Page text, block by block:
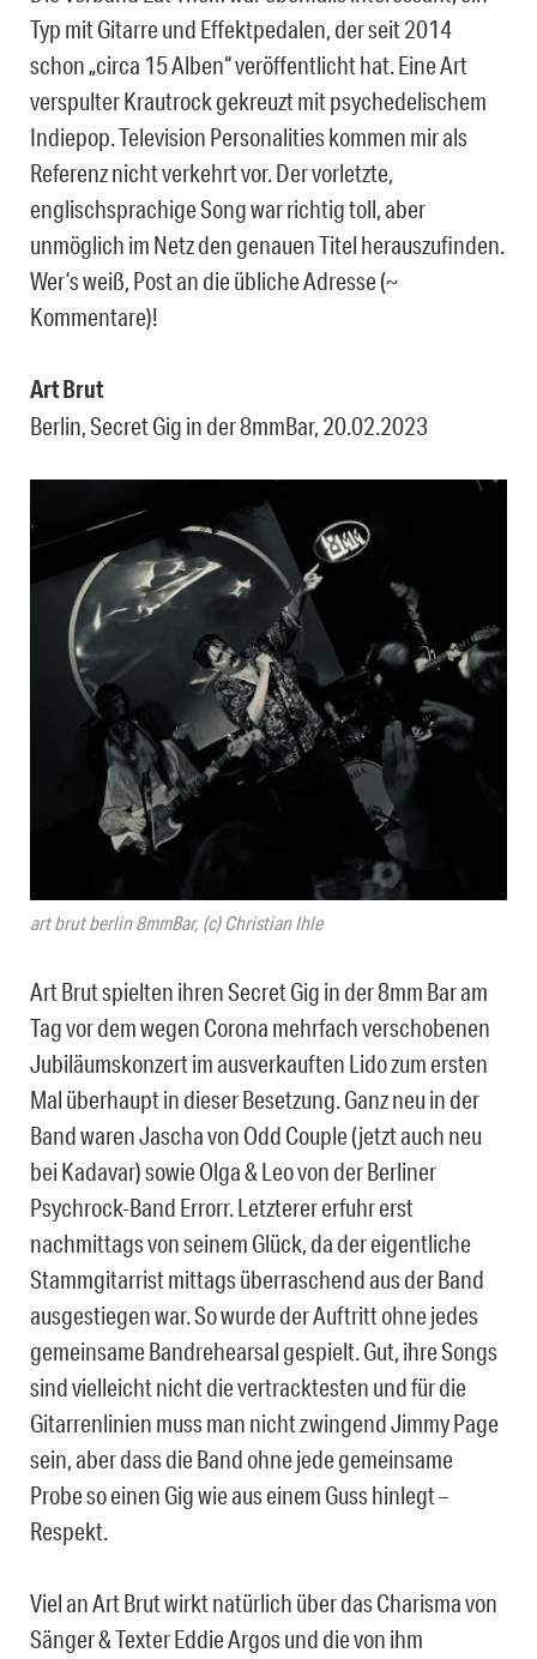
Typ mit Gitarre und Effektpedalen, der seit 2014
schon „circa 15 Alben“ veröffentlicht hat. Eine Art
verspulter Krautrock gekreuzt mit psychedelischem
Indiepop. Television Personalities kommen mir als
Referenz nicht verkehrt vor. Der vorletzte,
englischsprachige Song war richtig toll, aber
unmöglich im Netz den genauen Titel herauszufinden.
Wer’s weiß, Post an die übliche Adresse (~
Kommentare)!
Art Brut
Berlin, Secret Gig in der 8mmBar, 20.02.2023
art brut berlin 8mmBar, (c) Christian Ihle
Art Brut spielten ihren Secret Gig in der 8mm Bar am
Tag vor dem wegen Corona mehrfach verschobenen
Jubiläumskonzert im ausverkauften Lido zum ersten
Mal überhaupt in dieser Besetzung. Ganz neu in der
Band waren Jascha von Odd Couple (jetzt auch neu
bei Kadavar) sowie Olga & Leo von der Berliner
Psychrock-Band Errorr. Letzterer erfuhr erst
nachmittags von seinem Glück, da der eigentliche
Stammgitarrist mittags überraschend aus der Band
ausgestiegen war. So wurde der Auftritt ohne jedes
gemeinsame Bandrehearsal gespielt. Gut, ihre Songs
sind vielleicht nicht die vertracktesten und für die
Gitarrenlinien muss man nicht zwingend Jimmy Page
sein, aber dass die Band ohne jede gemeinsame
Probe so einen Gig wie aus einem Guss hinlegt –
Respekt.
Viel an Art Brut wirkt natürlich über das Charisma von
Sänger & Texter Eddie Argos und die von ihm